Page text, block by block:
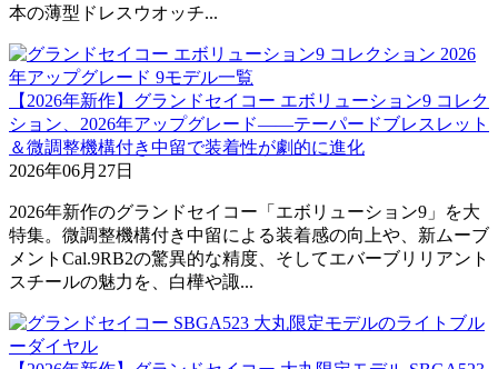
本の薄型ドレスウオッチ...
【2026年新作】グランドセイコー エボリューション9 コレク
ション、2026年アップグレード――テーパードブレスレット
＆微調整機構付き中留で装着性が劇的に進化
2026年06月27日
2026年新作のグランドセイコー「エボリューション9」を大
特集。微調整機構付き中留による装着感の向上や、新ムーブ
メントCal.9RB2の驚異的な精度、そしてエバーブリリアント
スチールの魅力を、白樺や諏...